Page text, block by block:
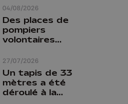
04/08/2026
comme prof que
comme
pharmacienne"
27/07/2026
Des places de
pompiers
volontaires
province de Liège :
"Un citoyen qui
n'est formé ne
peut pas nous
aider"
Un tapis de 33
mètres a été
déroulé à la